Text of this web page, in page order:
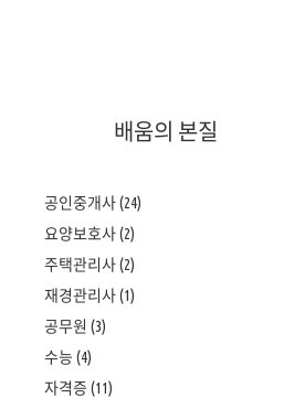
배움의 본질
공인중개사(24)
요양보호사(2)
주택관리사(2)
재경관리사(1)
공무원 (3)
수능 (4)
자격증 (11)